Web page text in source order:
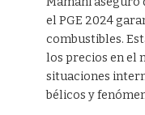
el PGE 2024
combustibles.
los precios en el
situaciones
bélicos y